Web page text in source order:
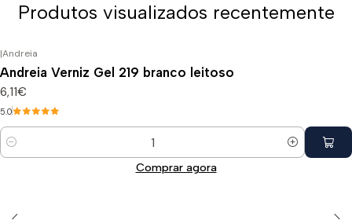
Produtos visualizados recentemente
|Andreia
Andreia Verniz Gel 219 branco leitoso
6,11€
5.0
Quantidade
Comprar agora